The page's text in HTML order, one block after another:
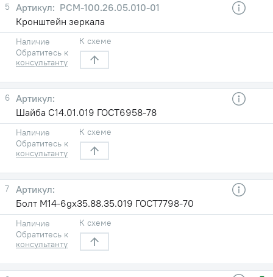
5
РСМ-100.26.05.010-01
Кронштейн зеркала
Наличие
Обратитесь к
консультанту
К схеме
6
Шайба С14.01.019 ГОСТ6958-78
Наличие
Обратитесь к
консультанту
К схеме
7
Болт М14-6gx35.88.35.019 ГОСТ7798-70
Наличие
Обратитесь к
консультанту
К схеме